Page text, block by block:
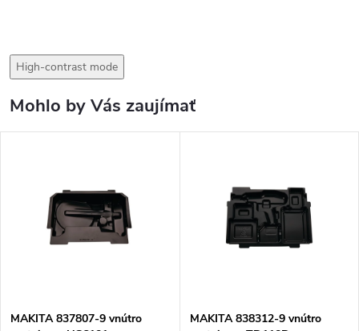
High-contrast mode
Mohlo by Vás zaujímať
MAKITA 837807-9 vnútro
MAKITA 838312-9 vnútro